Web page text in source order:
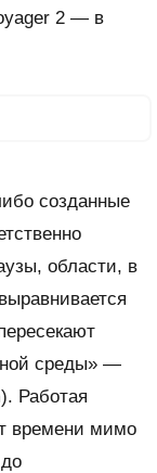
2 — в
созданные
области, в
среды» —
Работая
времени мимо